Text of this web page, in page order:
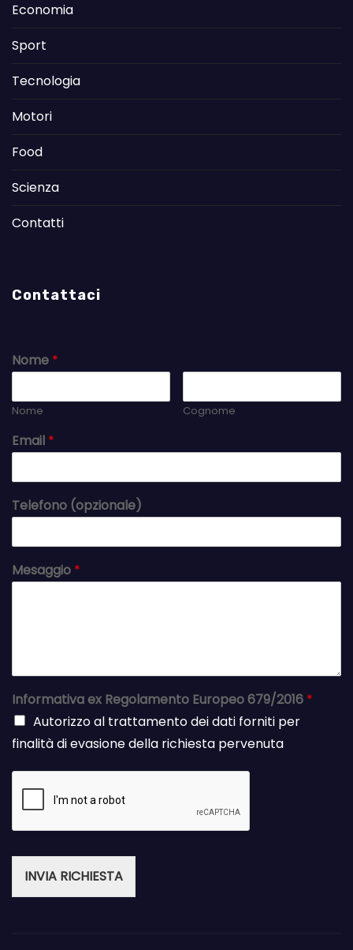
Economia
Sport
Tecnologia
Motori
Food
Scienza
Contatti
Contattaci
Nome *
Nome Cognome
Email *
Telefono (opzionale)
Mesaggio *
Informativa ex Regolamento Europeo 679/2016 *
Autorizzo al trattamento dei dati forniti per
finalità di evasione della richiesta pervenuta
INVIA RICHIESTA